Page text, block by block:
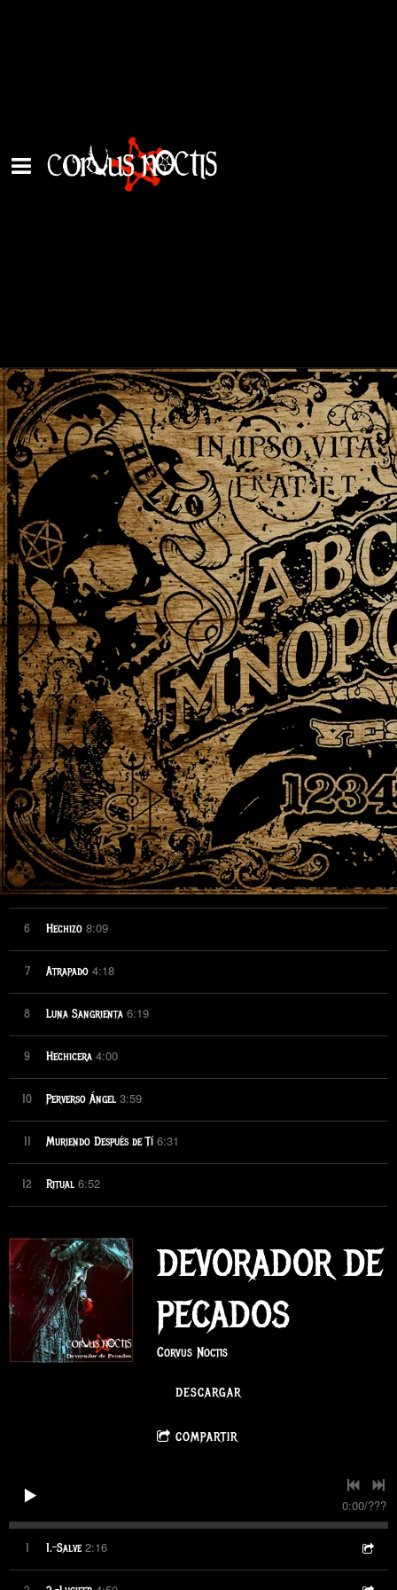
TENEBRARUM
TENEBRARUM
Corvus Noctis
COMPRAR ALBUM
VER EN BANDCAMP
0:00/???
1 Templo 2:46
2 Corvus Noctis 6:17
3 Sueño 4:06
4 Ouija 4:19
5 Llévame 4:27
6 Hechizo 8:09
7 Atrapado 4:18
8 Luna Sangrienta 6:19
9 Hechicera 4:00
10 Perverso Ángel 3:59
11 Muriendo Después de Tí 6:31
12 Ritual 6:52
DEVORADOR DE
PECADOS
Corvus Noctis
DESCARGAR
COMPARTIR
0:00/???
1 1.-Salve 2:16